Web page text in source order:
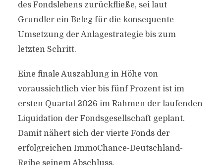
des Fondslebens zurückfließe, sei laut
Grundler ein Beleg für die konsequente
Umsetzung der Anlagestrategie bis zum
letzten Schritt.
Eine finale Auszahlung in Höhe von
voraussichtlich vier bis fünf Prozent ist im
ersten Quartal 2026 im Rahmen der laufenden
Liquidation der Fondsgesellschaft geplant.
Damit nähert sich der vierte Fonds der
erfolgreichen ImmoChance-Deutschland-
Reihe seinem Abschluss.